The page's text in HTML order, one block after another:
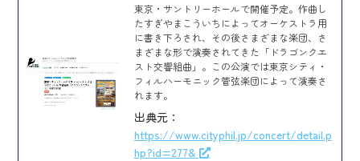
東京・サントリーホールで開催予定。作曲し
たすぎやまこういちによってオーケストラ用
に書き下ろされ、その後さまざまな楽団、さ
まざまな形で演奏されてきた「ドラゴンクエ
スト交響組曲」。この公演では東京シティ・
フィルハーモニック管弦楽団によって演奏さ
れます。
出典元：
https://www.cityphil.jp/concert/detail.p
hp?id=277&